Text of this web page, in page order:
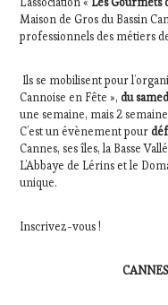
Maison de Gros du Bassin
professionnels des métiers
Ils se mobilisent pour
Cannoise en Fête »,du
une semaine, mais 2
C’est un évènement pour
Cannes, ses îles, la Basse
L’Abbaye de Lérins et le
unique.
Inscrivez-vous !